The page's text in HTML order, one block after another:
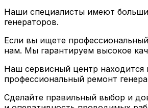
Наши специалисты имеют
генераторов.
Если вы ищете
нам. Мы гарантируем высокое
Наш сервисный центр находится
профессиональный ремонт
Сделайте правильный выбор и